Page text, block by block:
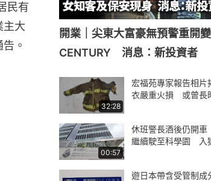
民有
主大
。
開業｜尖東大富豪無預警重開
CENTURY 消息：新投資者
32:28
宏福苑專家報告相片
衣嚴重火損 或曾長
00:57
休班警長酒後仍開
繼續駛至科學園 入
遊日本帶含受管制成